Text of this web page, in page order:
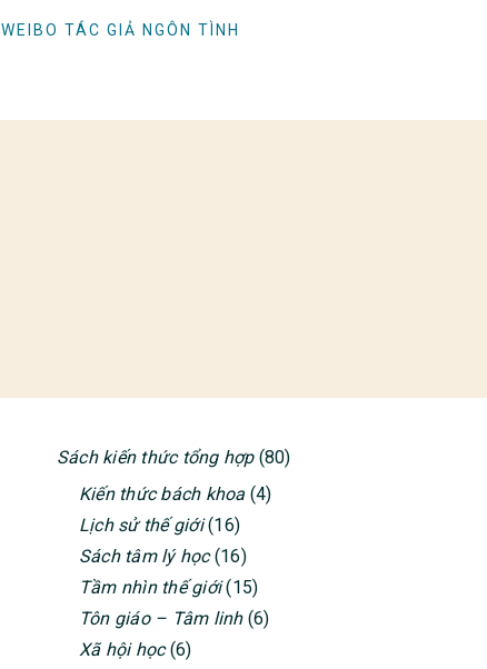
WEIBO TÁC GIẢ NGÔN TÌNH
PRIMARY
SIDEBAR
Sách kiến thức tổng hợp(80)
Kiến thức bách khoa (4)
Lịch sử thế giới(16)
Sách tâm lý học(16)
Tầm nhìn thế giới(15)
Tôn giáo – Tâm linh(6)
Xã hội học(6)